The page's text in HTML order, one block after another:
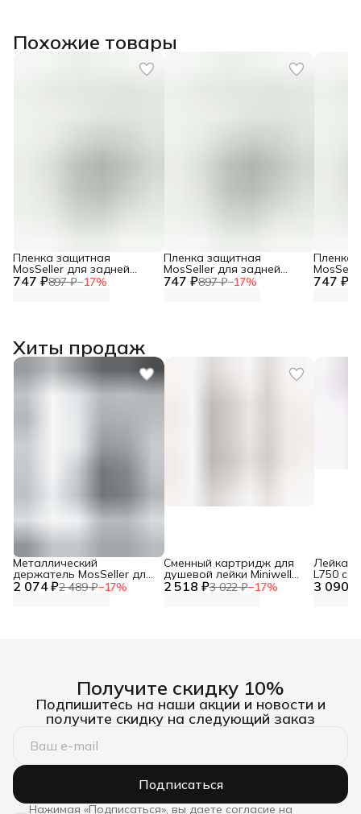
Похожие товары
747 ₽897 ₽−17%
Пленка защитная
MosSeller для задней
панели для Realme Neo 7 747 ₽897 ₽−17%
Пленка защитная
MosSeller для задней
панели для Realme GT 7T 747 ₽
Пленка
панели
Хиты продаж
2 074 ₽2 489 ₽−17%
Металлический
держатель MosSeller для
смартфона с 2 518 ₽3 022 ₽−17%
Сменный картридж для
душевой лейки Miniwell
L750, угольный 3 090 ₽
Лейка
L750 со
Получите скидку 10%
Подпишитесь на наши акции и новости и
получите скидку на следующий заказ
Подписаться
Нажимая «Подписаться», вы даете согласие на